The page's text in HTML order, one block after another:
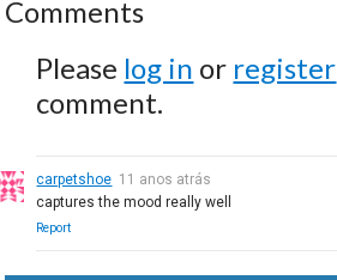
Comments
Please log in or register
comment.
carpetshoe 11 anos atrás
captures the mood really well
Report